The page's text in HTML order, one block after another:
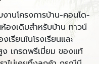
านโครงการบ้าน-คอนโด-
องเดิมสำหรับบ้าน ทาวน์
รียนในโรงเรียนและ
เกรดพรีเมี่ยม ของแท้